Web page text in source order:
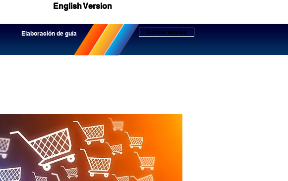
English Version
Elaboración de guía Cotizar envíos